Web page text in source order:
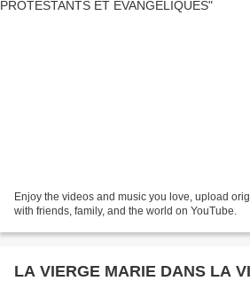
Enjoy the videos and music you love, upload
with friends, family, and the world on YouTube.
LA VIERGE MARIE DANS LA